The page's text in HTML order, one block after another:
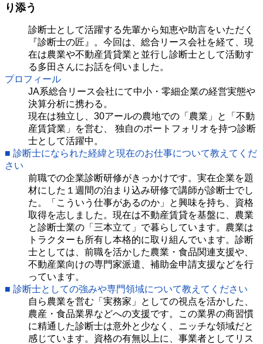
り添う
診断士として活躍する先輩から知恵や助言をいただく
『診断士の匠』。今回は、総合リース会社を経て、現
在は農業や不動産賃貸業と並行し診断士として活動す
る多田さんにお話を伺いました。
プロフィール
JA系総合リース会社にて中小・零細企業の経営実態や
決算分析に携わる。
現在は独立し、30アールの農地での「農業」と「不動
産賃貸業」を営む、 独自のポートフォリオを持つ診断
士として活躍中。
■ 診断士になられた経緯と現在のお仕事について教えてくだ
さい
前職での企業診断研修がきっかけです。実在企業を題
材にした１週間の泊まり込み研修で講師が診断士でし
た。「こういう仕事があるのか」と興味を持ち、資格
取得を志しました。現在は不動産賃貸を基盤に、農業
と診断士業の「三本立て」で暮らしています。農業は
トラクターも所有し本格的に取り組んでいます。診断
士としては、前職を活かした農業・食品関連支援や、
不動産業向けの専門家派遣、補助金申請支援などを行
っています。
■ 診断士としての強みや専門領域について教えてください
自ら農業を営む「実務家」としての視点を活かした、
農産・食品業界などへの支援です。この業界の商習慣
に精通した診断士は意外と少なく、ニッチな領域だと
感じています。資格の有無以上に、事業者としてリス